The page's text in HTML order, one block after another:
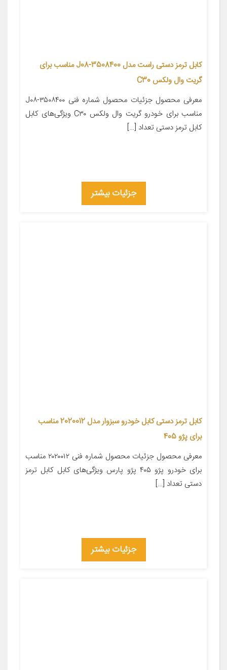
کابل ترمز دستی راست مدل 3508400-J08 مناسب برای
گریت وال ولکس C30
معرفی محصول جزئیات محصول شماره فنی ۳۵۰۸۴۰۰-J۰۸
مناسب برای خودرو گریت وال ولکس C۳۰ ویژگی‌های کابل
کابل ترمز دستی تعداد […]
جزئیات بیشتر
کابل ترمز دستی کابل خودرو سبزوار مدل 2020012 مناسب
برای پژو 405
معرفی محصول جزئیات محصول شماره فنی ۲۰۲۰۰۱۲ مناسب
برای خودرو پژو ۴۰۵ پژو پارس ویژگی‌های کابل کابل ترمز
دستی تعداد […]
جزئیات بیشتر